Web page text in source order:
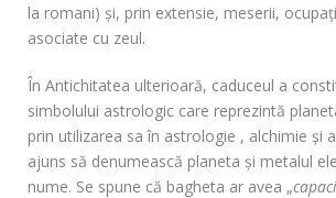
la romani) și, prin extensie, meserii,
asociate cu zeul.
În Antichitatea ulterioară, caduceul a
simbolului astrologic care reprezintă
prin utilizarea sa în astrologie , alchimie și
ajuns să denumească planeta și metalul
nume. Se spune că bagheta ar avea „